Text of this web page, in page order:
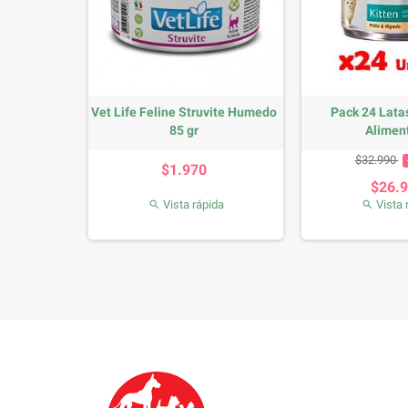
Vet Life Feline Struvite Humedo
85 gr
$1.970
 Vista rápida
Pack 24
Precio
$32.990
 Vista